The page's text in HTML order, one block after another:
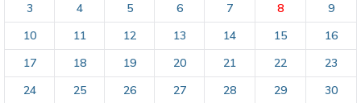
3
4 5 6 7 8
9
10
11 12 13 14 15
16
17
18 19 20 21 22
23
24
25 26 27 28 29
30